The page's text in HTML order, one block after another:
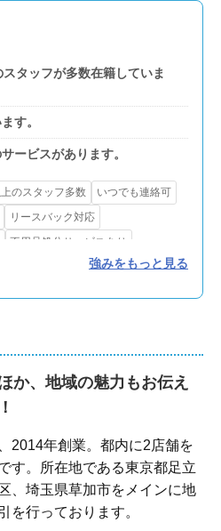
タッフが多数在籍していま
す。
ービスがあります。
のスタッフ多数
いつでも連絡可
リースバック対応
不用品処分サービスあり
リフォーム・解体対応 買取可
強みをもっと見る
か、地域の魅力もお伝え
2014年創業。都内に2店舗を
す。所在地である東京都足立
、埼玉県草加市をメインに地
を行っております。